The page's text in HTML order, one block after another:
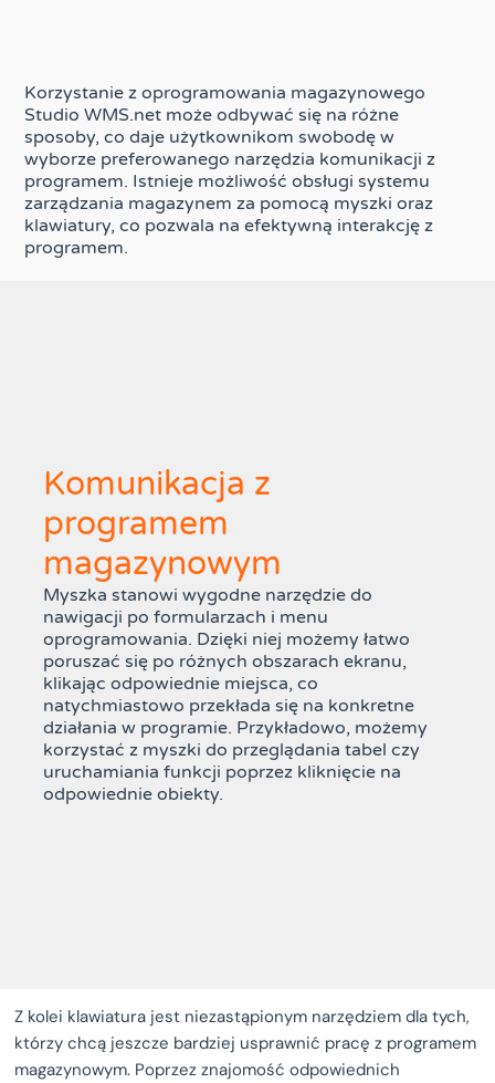
Korzystanie z oprogramowania magazynowego
Studio WMS.net może odbywać się na różne
sposoby, co daje użytkownikom swobodę w
wyborze preferowanego narzędzia komunikacji z
programem. Istnieje możliwość obsługi systemu
zarządzania magazynem za pomocą myszki oraz
klawiatury, co pozwala na efektywną interakcję z
programem.
Komunikacja z
programem
magazynowym
Myszka stanowi wygodne narzędzie do
nawigacji po formularzach i menu
oprogramowania. Dzięki niej możemy łatwo
poruszać się po różnych obszarach ekranu,
klikając odpowiednie miejsca, co
natychmiastowo przekłada się na konkretne
działania w programie. Przykładowo, możemy
korzystać z myszki do przeglądania tabel czy
uruchamiania funkcji poprzez kliknięcie na
odpowiednie obiekty.
Z kolei klawiatura jest niezastąpionym narzędziem dla tych,
którzy chcą jeszcze bardziej usprawnić pracę z programem
magazynowym. Poprzez znajomość odpowiednich